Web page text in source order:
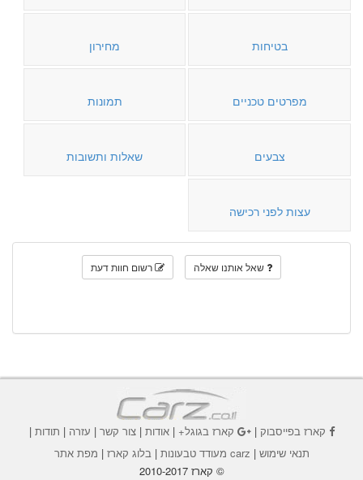
בטיחות מחירון
מפרטים טכניים תמונות
צבעים שאלות ותשובות
עצות לפני רכישה
שאל אותנו שאלה רשום חוות דעת
קארז בפייסבוק| קארז בגוגל+|אודות |צור קשר | עזרה | תודות |
תנאי שימוש | carz מעודד טבעונות | בלוג קארז | מפת אתר
© קארז 2010-2017